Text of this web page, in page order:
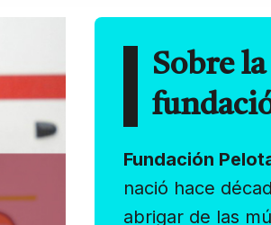
Sobre la
Fundación
nació hace
abrigar de las